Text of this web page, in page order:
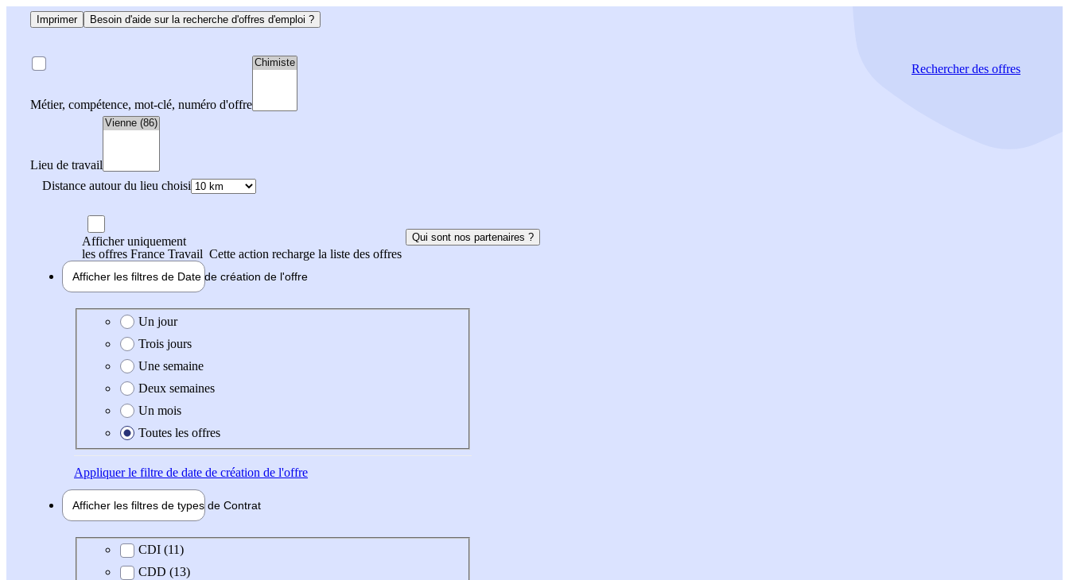
Imprimer Besoin d'aide sur la recherche d'offres d'emploi ?
Métier, compétence, mot-clé, numéro d'offre
Lieu de travail
Distance autour du lieu choisi
Rechercherdes offres
Afficher uniquement
les offres France Travail Cette action recharge la liste des offres
Qui sont nos partenaires ?
Afficher les filtres de Date de création de l'offre
Date de création de l'offre
Un jour
Trois jours
Une semaine
Deux semaines
Un mois
Toutes les offres
Appliquerle filtre de date de création de l'offre
Afficher les filtres de types de Contrat
Type de contratCDI (11)
CDD (13)